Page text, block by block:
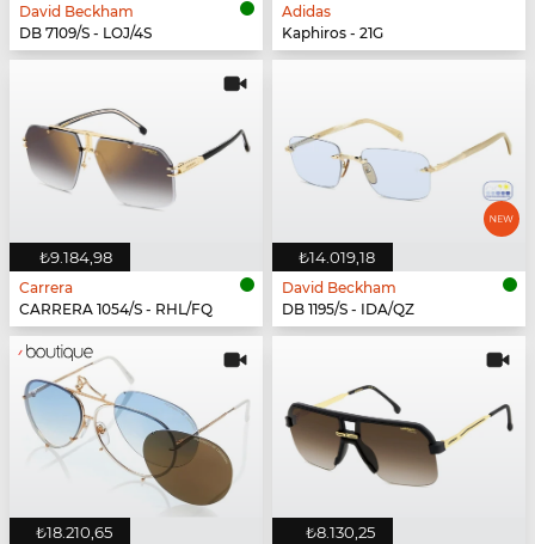
David Beckham
DB 7109/S - LOJ/4S
Adidas
Kaphiros - 21G
₺9.184,98
Carrera
CARRERA 1054/S - RHL/FQ
₺14.019,18
David Beckham
DB 1195/S - IDA/QZ
₺18.210,65 ₺8.130,25